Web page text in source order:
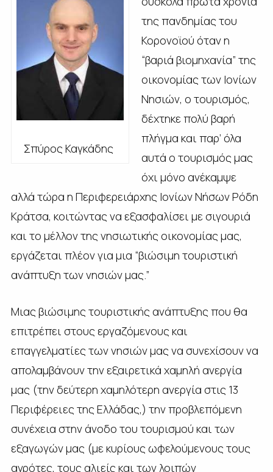
Σπύρος Καγκάδης
της πανδημίας του
Κορονοϊού όταν η
“βαριά βιομηχανία” της
οικονομίας των Ιονίων
Νησιών, ο τουρισμός,
δέχτηκε πολύ βαρή
πλήγμα και παρ’ όλα
αυτά ο τουρισμός μας
όχι μόνο ανέκαμψε
αλλά τώρα η Περιφερειάρχης Ιονίων Νήσων Ρόδη
Κράτσα, κοιτώντας να εξασφαλίσει με σιγουριά
και το μέλλον της νησιωτικής οικονομίας μας,
εργάζεται πλέον για μια “βιώσιμη τουριστική
ανάπτυξη των νησιών μας.”
Μιας βιώσιμης τουριστικής ανάπτυξης που θα
επιτρέπει στους εργαζόμενους και
επαγγελματίες των νησιών μας να συνεχίσουν να
απολαμβάνουν την εξαιρετικά χαμηλή ανεργία
μας (την δεύτερη χαμηλότερη ανεργία στις 13
Περιφέρειες της Ελλάδας,) την προβλεπόμενη
συνέχεια στην άνοδο του τουρισμού και των
εξαγωγών μας (με κυρίους ωφελούμενους τους
αγρότες, τους αλιείς και των λοιπών